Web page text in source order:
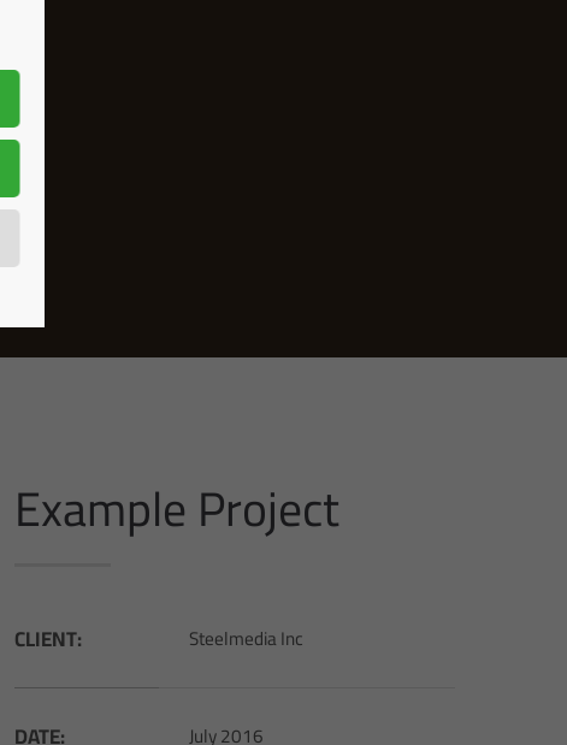
Example Project
CLIENT: Steelmedia Inc
DATE: July 2016